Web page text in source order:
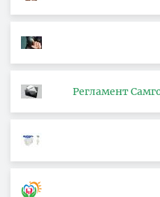
Регламент